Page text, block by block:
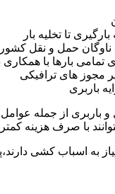
تا تخلیه بار
ناوگان حمل و نقل کشور
تمامی بارها با همکاری
مجوز های ترافیکی
باربری
از جمله عوامل
با صرف هزینه کمتر
به اسباب کشی